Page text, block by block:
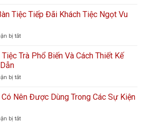
Hà
ngày
bão
chuyện
Cầu
Teabreak
Khai
Cửa
nước
Perfume
Tiệc Tiếp Đãi Khách Tiệc Ngọt Vu
bị tắtở
Bày
Tiệc
Đãi
Ngọt
Trà Phổ Biến Và Cách Thiết Kế
bị tắtở
Loại
Trà
Nên Được Dùng Trong Các Sự Kiện
bị tắtở